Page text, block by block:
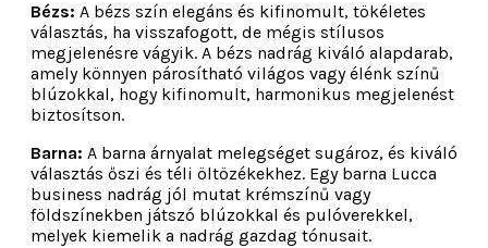
Bézs: A bézs szín elegáns és kifinomult, tökéletes
választás, ha visszafogott, de mégis stílusos
megjelenésre vágyik. A bézs nadrág kiváló alapdarab,
amely könnyen párosítható világos vagy élénk színű
blúzokkal, hogy kifinomult, harmonikus megjelenést
biztosítson.
Barna: A barna árnyalat melegséget sugároz, és kiváló
választás őszi és téli öltözékekhez. Egy barna Lucca
business nadrág jól mutat krémszínű vagy
földszínekben játszó blúzokkal és pulóverekkel,
melyek kiemelik a nadrág gazdag tónusait.